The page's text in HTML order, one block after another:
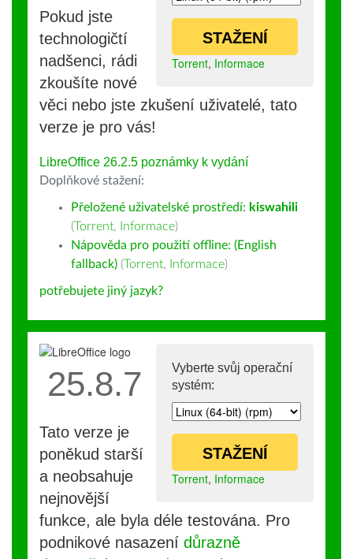
STAŽENÍ
Torrent, Informace
Pokud jste
technologičtí
nadšenci, rádi
zkoušíte nové
věci nebo jste zkušení uživatelé, tato
verze je pro vás!
LibreOffice 26.2.5 poznámky k vydání
Doplňkové stažení:
Přeložené uživatelské prostředí: kiswahili
(Torrent, Informace)
Nápověda pro použití offline: (English
fallback) (Torrent, Informace)
potřebujete jiný jazyk?
Vyberte svůj operační
systém:
STAŽENÍ
Torrent, Informace
25.8.7
Tato verze je
poněkud starší
a neobsahuje
nejnovější
funkce, ale byla déle testována. Pro
podnikové nasazení důrazně